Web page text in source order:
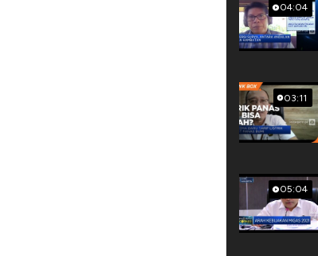
04:04
03:11
05:04